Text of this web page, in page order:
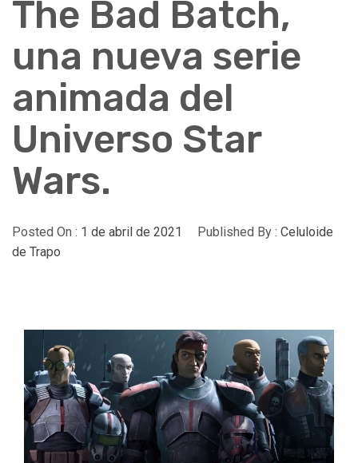
The Bad Batch,
una nueva serie
animada del
Universo Star
Wars.
Posted On : 1 de abril de 2021 Published By : Celuloide
de Trapo